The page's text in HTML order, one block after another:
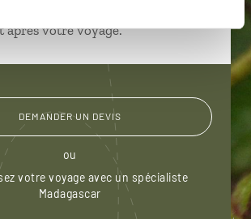
après votre voyage.
DEMANDER UN DEVIS
ou
votre voyage avec un spécialiste
Madagascar